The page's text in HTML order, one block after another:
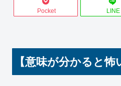
Pocket LINE
【意味が分かると